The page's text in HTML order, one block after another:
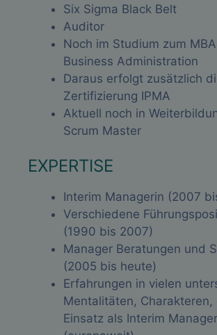
Six Sigma Black Belt
Auditor
Noch im Studium zum
Business Administration
Daraus erfolgt zusätzlich
Zertifizierung IPMA
Aktuell noch in
Scrum Master
EXPERTISE
Interim Managerin (2007
Verschiedene
(1990 bis 2007)
Manager Beratungen und
(2005 bis heute)
Erfahrungen in vielen
Mentalitäten, Charakteren,
Einsatz als Interim